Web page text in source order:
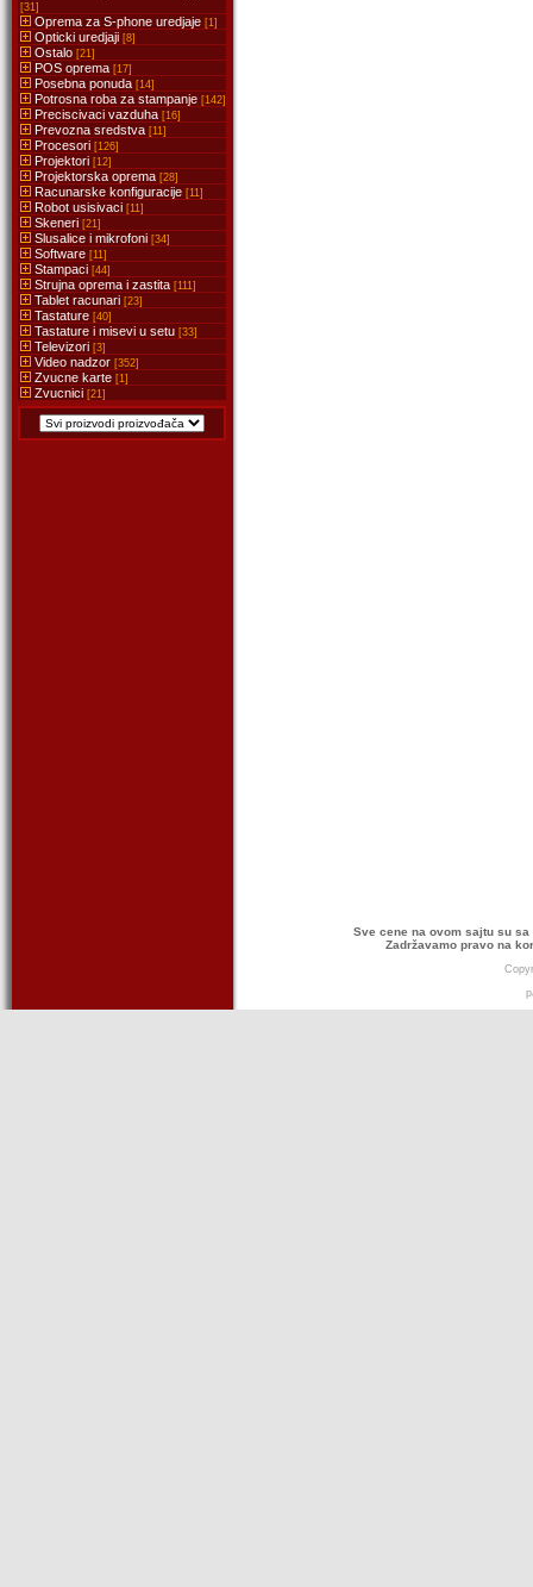
[31]
Oprema za S-phone uredjaje [1]
Opticki uredjaji [8]
Ostalo [21]
POS oprema [17]
Posebna ponuda [14]
Potrosna roba za stampanje [142]
Preciscivaci vazduha [16]
Prevozna sredstva [11]
Procesori [126]
Projektori [12]
Projektorska oprema [28]
Racunarske konfiguracije [11]
Robot usisivaci [11]
Skeneri [21]
Slusalice i mikrofoni [34]
Software [11]
Stampaci [44]
Strujna oprema i zastita [111]
Tablet racunari [23]
Tastature [40]
Tastature i misevi u setu [33]
Televizori [3]
Video nadzor [352]
Zvucne karte [1]
Zvucnici [21]
Sve cene na ovom sajtu su
Zadržavamo pravo na